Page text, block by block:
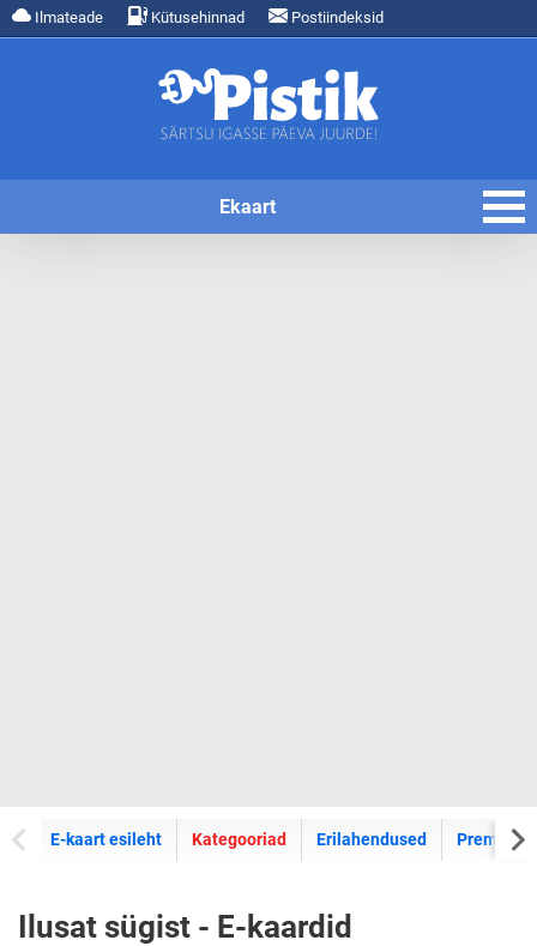
Ilmateade Kütusehinnad Postiindeksid
Ekaart
E-kaart esileht E-kaartide
Kategooriad Erilahendused Premium
Ilusat sügist - E-kaardid